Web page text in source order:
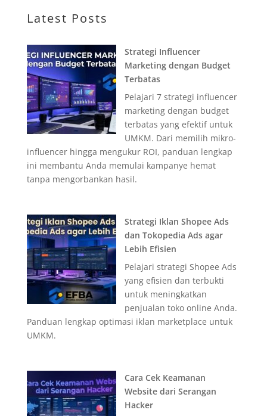
Latest Posts
Strategi Influencer
Marketing dengan Budget
Terbatas
Pelajari 7 strategi influencer
marketing dengan budget
terbatas yang efektif untuk
UMKM. Dari memilih mikro-
influencer hingga mengukur ROI, panduan lengkap
ini membantu Anda memulai kampanye hemat
tanpa mengorbankan hasil.
Strategi Iklan Shopee Ads
dan Tokopedia Ads agar
Lebih Efisien
Pelajari strategi Shopee Ads
yang efisien dan terbukti
untuk meningkatkan
penjualan toko online Anda.
Panduan lengkap optimasi iklan marketplace untuk
UMKM.
Cara Cek Keamanan
Website dari Serangan
Hacker